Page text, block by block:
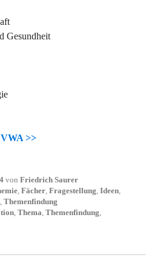
Gesundheit
>>
von Friedrich Saurer
, Fächer, Fragestellung, Ideen,
, Themenfindung
, Thema, Themenfindung,